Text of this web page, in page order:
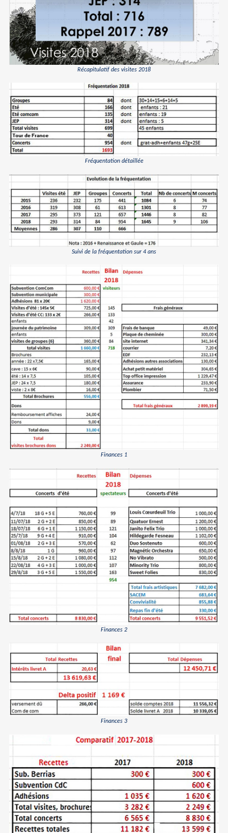
Récapitulatif des visites 2018
Fréquentation détaillée
Suivi de la fréquentation sur 4 ans
Finances 1
Finances 2
Finances 3